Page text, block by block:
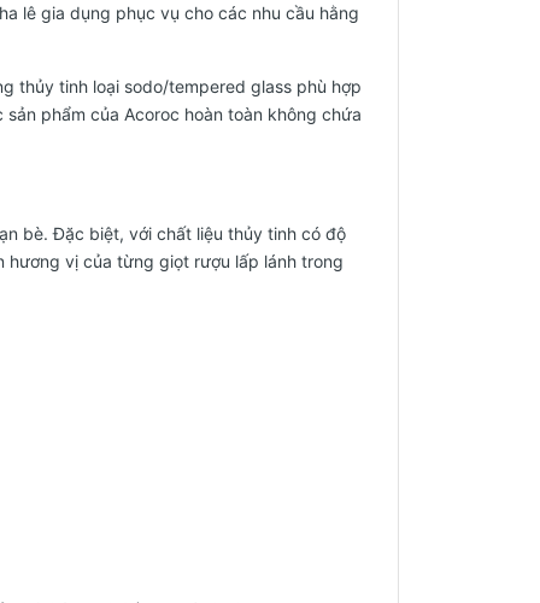
lê gia dụng phục vụ cho các nhu cầu hằng
thủy tinh loại sodo/tempered glass phù hợp
phẩm của Acoroc hoàn toàn không chứa
bè. Đặc biệt, với chất liệu thủy tinh có độ
hương vị của từng giọt rượu lấp lánh trong